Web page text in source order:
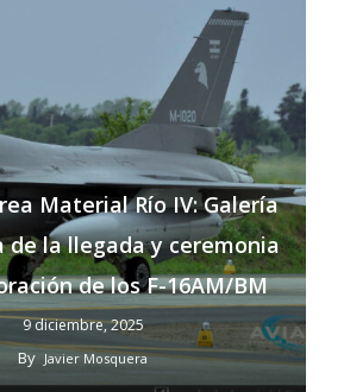
Material Río IV: Galería
la llegada y ceremonia
de los F-16AM/BM
9 diciembre, 2025
By Javier Mosquera